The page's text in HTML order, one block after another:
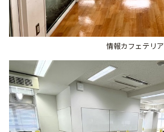
情報カフェテリア